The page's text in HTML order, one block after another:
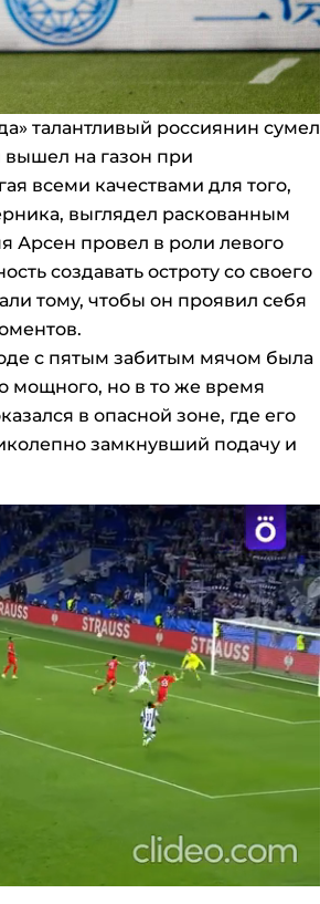
талантливый россиянин сумел
вышел на газон при
всеми качествами для того,
выглядел раскованным
Арсен провел в роли левого
создавать остроту со своего
тому, чтобы он проявил себя
с пятым забитым мячом была
мощного, но в то же время
в опасной зоне, где его
замкнувший подачу и